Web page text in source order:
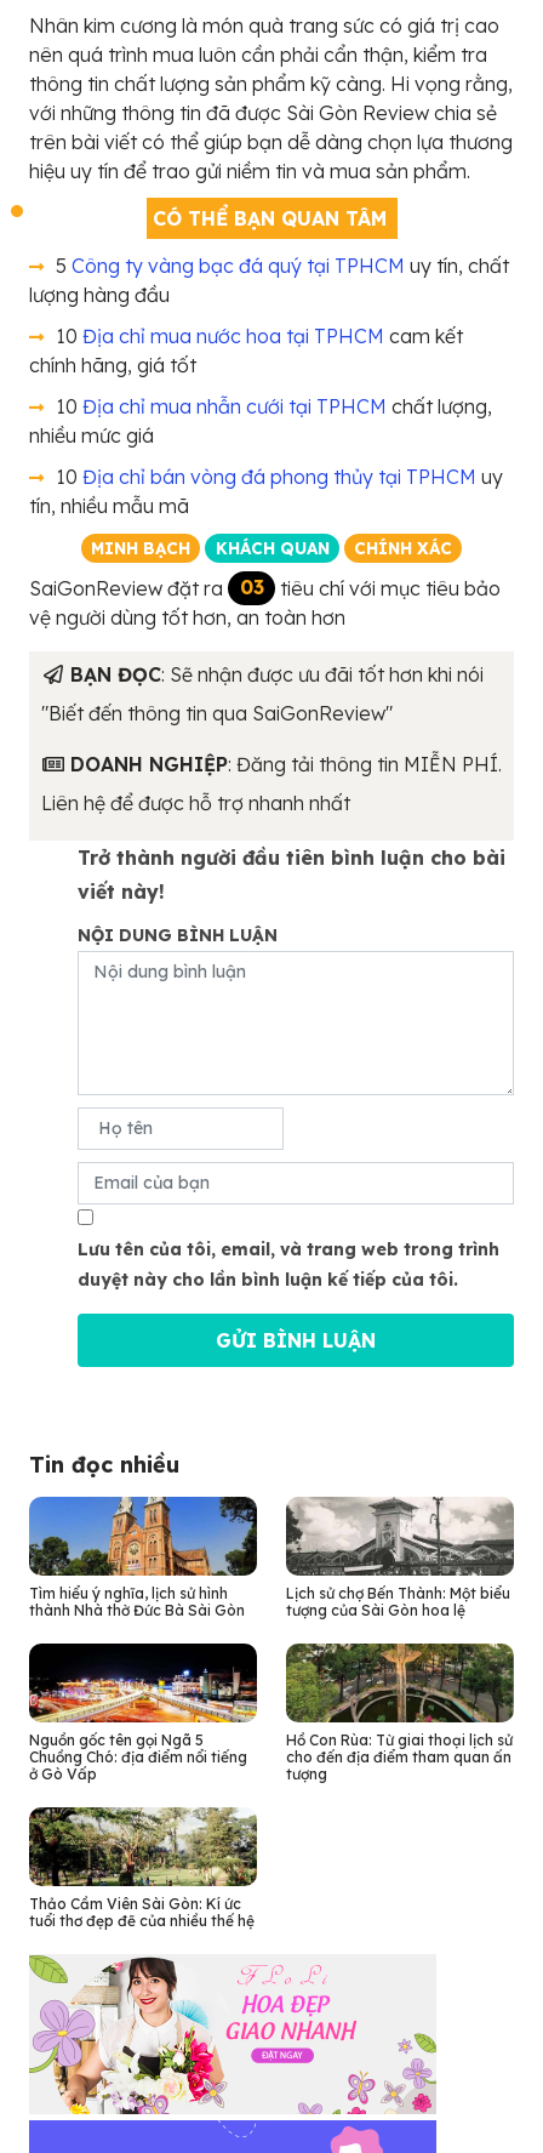
Nhân kim cương là món quà trang sức có giá trị cao
nên quá trình mua luôn cần phải cẩn thận, kiểm tra
thông tin chất lượng sản phẩm kỹ càng. Hi vọng rằng,
với những thông tin đã được Sài Gòn Review chia sẻ
trên bài viết có thể giúp bạn dễ dàng chọn lựa thương
hiệu uy tín để trao gửi niềm tin và mua sản phẩm.
CÓ THỂ BẠN QUAN TÂM
5 Công ty vàng bạc đá quý tại TPHCM uy tín, chất
lượng hàng đầu
10 Địa chỉ mua nước hoa tại TPHCM cam kết
chính hãng, giá tốt
10 Địa chỉ mua nhẫn cưới tại TPHCM chất lượng,
nhiều mức giá
10 Địa chỉ bán vòng đá phong thủy tại TPHCM uy
tín, nhiều mẫu mã
MINH BẠCH KHÁCH QUAN CHÍNH XÁC
SaiGonReview đặt ra 03
tiêu chí với mục tiêu bảo
vệ người dùng tốt hơn, an toàn hơn
BẠN ĐỌC: Sẽ nhận được ưu đãi tốt hơn khi nói
"Biết đến thông tin qua SaiGonReview"
DOANH NGHIỆP: Đăng tải thông tin MIỄN PHÍ.
Liên hệ để được hỗ trợ nhanh nhất
Trở thành người đầu tiên bình luận cho bài
viết này!
NỘI DUNG BÌNH LUẬN
Lưu tên của tôi, email, và trang web trong trình
duyệt này cho lần bình luận kế tiếp của tôi.
Tin đọc nhiều
Tìm hiểu ý nghĩa, lịch sử hình
thành Nhà thờ Đức Bà Sài Gòn
Lịch sử chợ Bến Thành: Một biểu
tượng của Sài Gòn hoa lệ
Nguồn gốc tên gọi Ngã 5
Chuồng Chó: địa điểm nổi tiếng
ở Gò Vấp
Hồ Con Rùa: Từ giai thoại lịch sử
cho đến địa điểm tham quan ấn
tượng
Thảo Cầm Viên Sài Gòn: Kí ức
tuổi thơ đẹp đẽ của nhiều thế hệ